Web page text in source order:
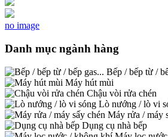
no image
Danh mục ngành hàng
Bếp / bếp từ /
Máy hút mùi
Chậu vòi rửa chén
Lò nướng / lò vi
Máy rửa / máy
Dụng cụ nhà bếp